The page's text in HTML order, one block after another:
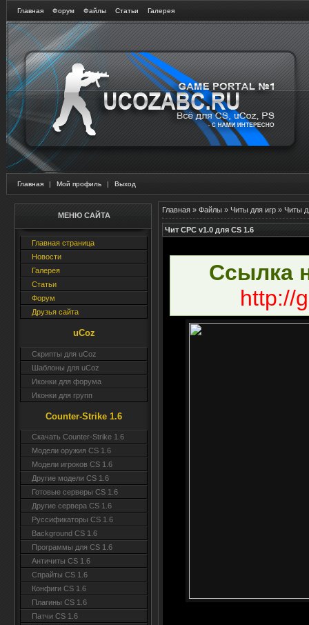
Главная Форум Файлы Статьи Галерея
Главная | Мой профиль | Выход
МЕНЮ САЙТА
Главная страница
Новости
Галерея
Статьи
Форум
Друзья сайта
uCoz
Скрипты для uCoz
Шаблоны для uCoz
Иконки для форума
Иконки для групп
Counter-Strike 1.6
Скачать Counter-Strike 1.6
Модели оружия CS 1.6
Модели игроков CS 1.6
Другие модели CS 1.6
Готовые серверы CS 1.6
Другие сервера CS 1.6
Руссификаторы CS 1.6
Background CS 1.6
Программы для CS 1.6
Античиты CS 1.6
Спрайты CS 1.6
Конфиги CS 1.6
Плагины CS 1.6
Патчи CS 1.6
Главная » Файлы » Читы для игр » Читы
Чит CPC v1.0 для CS 1.6
Ссылка
http://